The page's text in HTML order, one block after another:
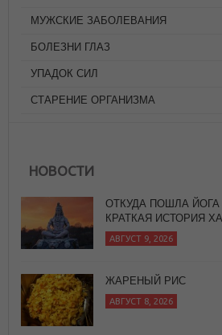
МУЖСКИЕ ЗАБОЛЕВАНИЯ
БОЛЕЗНИ ГЛАЗ
УПАДОК СИЛ
СТАРЕНИЕ ОРГАНИЗМА
НОВОСТИ
АВГУСТ 9, 2026
ЖАРЕНЫЙ РИС